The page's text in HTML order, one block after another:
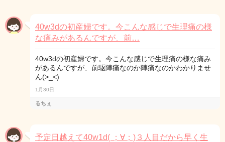
40w3dの初産婦です。今こんな感じで生理痛の様
な痛みがあるんですが、前…
40w3dの初産婦です。今こんな感じで生理痛の様な痛み
があるんですが、前駆陣痛なのか陣痛なのかわかりませ
ん(>_<)
1月30日
るちぇ
予定日越えて40w1d( ；∀；)３人目だから早く生